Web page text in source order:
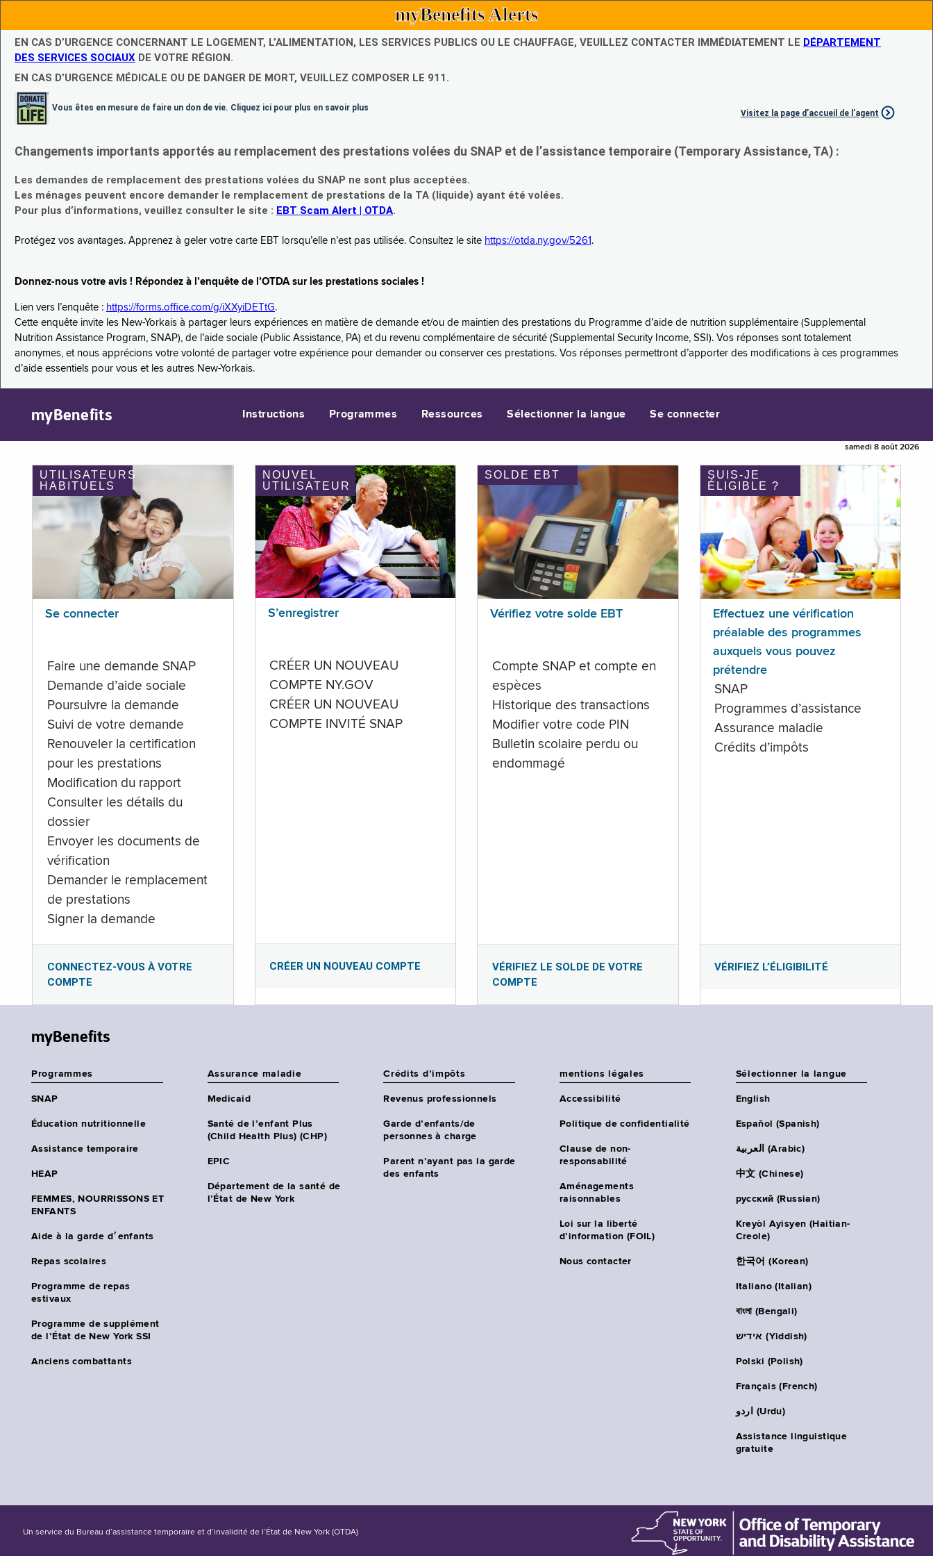
myBenefits Alerts
EN CAS D’URGENCE CONCERNANT LE LOGEMENT, L’ALIMENTATION, LES SERVICES PUBLICS OU LE CHAUFFAGE, VEUILLEZ CONTACTER IMMÉDIATEMENT LE DÉPARTEMENT
DES SERVICES SOCIAUX DE VOTRE RÉGION.
EN CAS D’URGENCE MÉDICALE OU DE DANGER DE MORT, VEUILLEZ COMPOSER LE 911.
Vous êtes en mesure de faire un don de vie. Cliquez ici pour plus en savoir plus
Visitez la page d’accueil de l’agent
Changements importants apportés au remplacement des prestations volées du SNAP et de l’assistance temporaire (Temporary Assistance, TA) :
Les demandes de remplacement des prestations volées du SNAP ne sont plus acceptées.
Les ménages peuvent encore demander le remplacement de prestations de la TA (liquide) ayant été volées.
Pour plus d’informations, veuillez consulter le site : EBT Scam Alert | OTDA.
Protégez vos avantages. Apprenez à geler votre carte EBT lorsqu’elle n’est pas utilisée. Consultez le site https://otda.ny.gov/5261 .
Donnez-nous votre avis ! Répondez à l’enquête de l’OTDA sur les prestations sociales !
Lien vers l’enquête : https://forms.office.com/g/iXXyiDETtG.
Cette enquête invite les New-Yorkais à partager leurs expériences en matière de demande et/ou de maintien des prestations du Programme d’aide de nutrition supplémentaire (Supplemental
Nutrition Assistance Program, SNAP), de l’aide sociale (Public Assistance, PA) et du revenu complémentaire de sécurité (Supplemental Security Income, SSI). Vos réponses sont totalement
anonymes, et nous apprécions votre volonté de partager votre expérience pour demander ou conserver ces prestations. Vos réponses permettront d’apporter des modifications à ces programmes
d’aide essentiels pour vous et les autres New-Yorkais.
myBenefits Instructions Programmes Ressources Sélectionner la langue Se connecter
samedi 8 août 2026
UTILISATEURS
HABITUELS
Se connecter
Faire une demande SNAP
Demande d’aide sociale
Poursuivre la demande
Suivi de votre demande
Renouveler la certification
pour les prestations
Modification du rapport
Consulter les détails du
dossier
Envoyer les documents de
vérification
Demander le remplacement
de prestations
Signer la demande
CONNECTEZ-VOUS À VOTRE
COMPTE
NOUVEL
UTILISATEUR
S’enregistrer
CRÉER UN NOUVEAU
COMPTE NY.GOV
CRÉER UN NOUVEAU
COMPTE INVITÉ SNAP
CRÉER UN NOUVEAU COMPTE
SOLDE EBT
Vérifiez votre solde EBT
Compte SNAP et compte en
espèces
Historique des transactions
Modifier votre code PIN
Bulletin scolaire perdu ou
endommagé
VÉRIFIEZ LE SOLDE DE VOTRE
COMPTE
SUIS-JE
ÉLIGIBLE ?
Effectuez une vérification
préalable des programmes
auxquels vous pouvez
prétendre
SNAP
Programmes d’assistance
Assurance maladie
Crédits d’impôts
VÉRIFIEZ L’ÉLIGIBILITÉ
myBenefits
Programmes
SNAP
Éducation nutritionnelle
Assistance temporaire
HEAP
FEMMES, NOURRISSONS ET
ENFANTS
Aide à la garde d׳enfants
Repas scolaires
Programme de repas
estivaux
Programme de supplément
de l’État de New York SSI
Anciens combattants
Assurance maladie
Medicaid
Santé de l’enfant Plus
(Child Health Plus) (CHP)
EPIC
Département de la santé de
l’État de New York
Crédits d’impôts
Revenus professionnels
Garde d’enfants/de
personnes à charge
Parent n’ayant pas la garde
des enfants
mentions légales
Accessibilité
Politique de confidentialité
Clause de non-
responsabilité
Aménagements
raisonnables
Loi sur la liberté
d’information (FOIL)
Nous contacter
Sélectionner la langue
English
Español (Spanish)
العربية (Arabic)
中文 (Chinese)
русский (Russian)
Kreyòl Ayisyen (Haitian-
Creole)
한국어 (Korean)
Italiano (Italian)
বাংলা (Bengali)
אידיש (Yiddish)
Polski (Polish)
Français (French)
اردو (Urdu)
Assistance linguistique
gratuite
Un service du Bureau d’assistance temporaire et d’invalidité de l’État de New York (OTDA)